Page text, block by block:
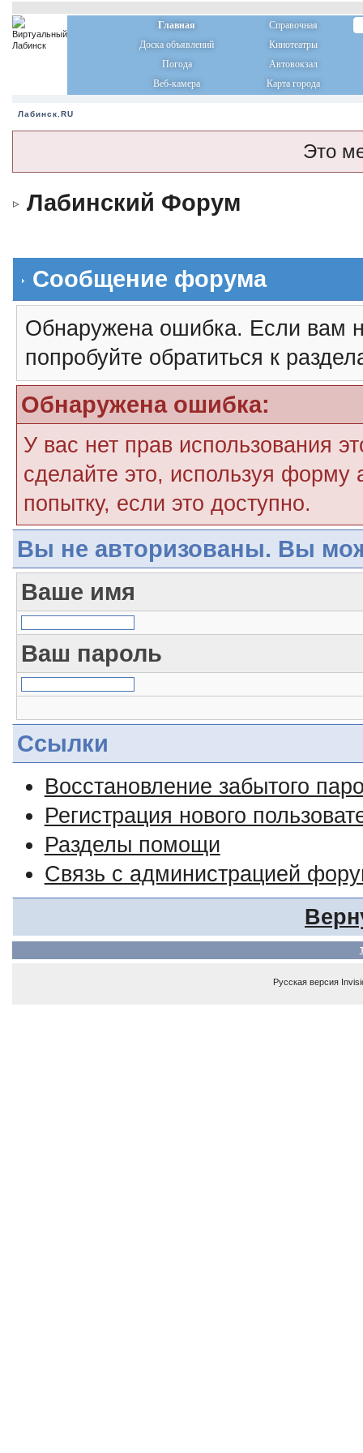
Главная
Справочная
Доска объявлений
Кинотеатры
Погода
Автовокзал
Веб-камера
Карта города
Лабинск.RU
Это
Лабинский Форум
Сообщение форума
Обнаружена ошибка. Если вам
попробуйте обратиться к
Обнаружена ошибка:
У вас нет прав использования
сделайте это, используя форму
попытку, если это доступно.
Вы не авторизованы. Вы
Ваше имя
Ваш пароль
Ссылки
Восстановление забытого
Регистрация нового
Разделы помощи
Связь с администрацией
Русская версия